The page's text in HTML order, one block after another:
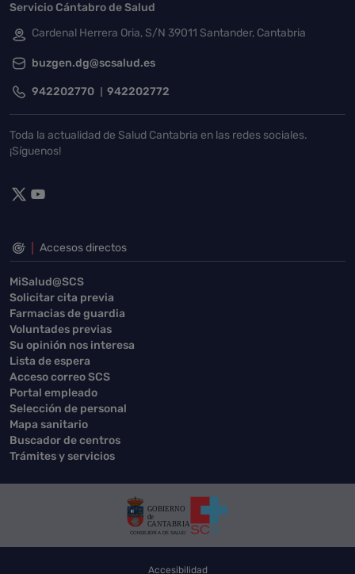
Servicio Cántabro de Salud
Cardenal Herrera Oria, S/N 39011 Santander, Cantabria
buzgen.dg@scsalud.es
942202770 942202772
Toda la actualidad de Salud Cantabria en las redes sociales.
¡Síguenos!
Accesos directos
MiSalud@SCS
Solicitar cita previa
Farmacias de guardia
Voluntades previas
Su opinión nos interesa
Lista de espera
Acceso correo SCS
Portal empleado
Selección de personal
Mapa sanitario
Buscador de centros
Trámites y servicios
Accesibilidad